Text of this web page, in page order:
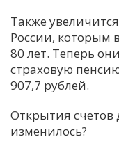
Также
России, которым
80 лет. Теперь
страховую
907,7 рублей.
Открытия счетов
изменилось?